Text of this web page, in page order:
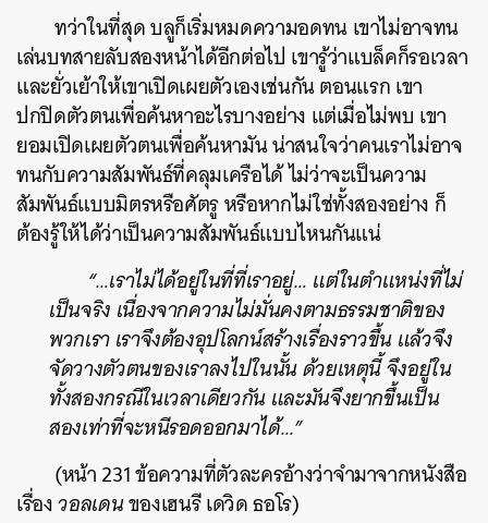
ทว่าในที่สุด บลูก็เริ่มหมดความอดทน เขาไม่อาจทน
เล่นบทสายลับสองหน้าได้อีกต่อไป เขารู้ว่าแบล็คก็รอเวลา
และยั่วเย้าให้เขาเปิดเผยตัวเองเช่นกัน ตอนแรก เขา
ปกปิดตัวตนเพื่อค้นหาอะไรบางอย่าง แต่เมื่อไม่พบ เขา
ยอมเปิดเผยตัวตนเพื่อค้นหามัน น่าสนใจว่าคนเราไม่อาจ
ทนกับความสัมพันธ์ที่คลุมเครือได้ ไม่ว่าจะเป็นความ
สัมพันธ์แบบมิตรหรือศัตรู หรือหากไม่ใช่ทั้งสองอย่าง ก็
ต้องรู้ให้ได้ว่าเป็นความสัมพันธ์แบบไหนกันแน่
“…เราไม่ได้อยู่ในที่ที่เราอยู่… แต่ในตำแหน่งที่ไม่
เป็นจริง เนื่องจากความไม่มั่นคงตามธรรมชาติของ
พวกเรา เราจึงต้องอุปโลกน์สร้างเรื่องราวขึ้น แล้วจึง
จัดวางตัวตนของเราลงไปในนั้น ด้วยเหตุนี้ จึงอยู่ใน
ทั้งสองกรณีในเวลาเดียวกัน และมันจึงยากขึ้นเป็น
สองเท่าที่จะหนีรอดออกมาได้…”
(หน้า 231 ข้อความที่ตัวละครอ้างว่าจำมาจากหนังสือ
เรื่องวอลเดนของเฮนรี เดวิด ธอโร)
SHARE TWEET LINE EMAIL